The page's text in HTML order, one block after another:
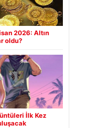
2026: Altın
oldu?
İlk Kez